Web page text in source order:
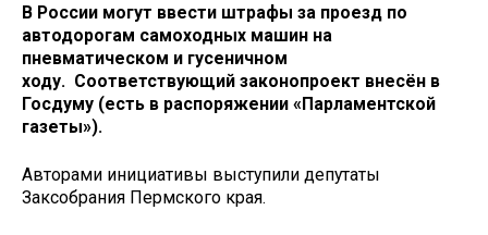
В России могут ввести штрафы за проезд по
автодорогам самоходных машин на
пневматическом и гусеничном
ходу. Соответствующий законопроект внесён в
Госдуму (есть в распоряжении «Парламентской
газеты»).
Авторами инициативы выступили депутаты
Заксобрания Пермского края.